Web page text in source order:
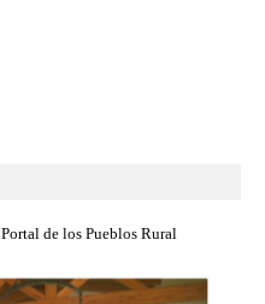
Portal de los Pueblos Rural